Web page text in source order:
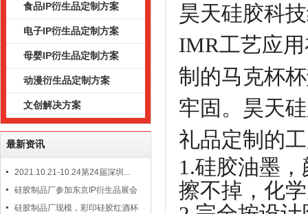
食品IP衍生品定制方案
电子IP衍生品定制方案
母婴IP衍生品定制方案
动漫衍生品定制方案
文创解决方案
最新资讯
2021.10.21-10.24第24届深圳...
硅胶制品厂参加东京IP衍生品展会
硅胶制品厂现模，彩印硅胶红酒杯
昊天硅胶科
IMR工艺应
制的马克杯
牢固。昊天
礼品定制的
1.硅胶油墨
擦不掉，化